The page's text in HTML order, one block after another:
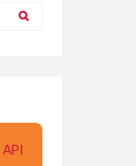
API